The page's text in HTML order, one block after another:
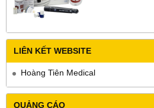
LIÊN KẾT WEBSITE
Hoàng Tiên Medical
QUẢNG CÁO